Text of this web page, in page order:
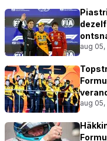
aug 05,
aug 05,